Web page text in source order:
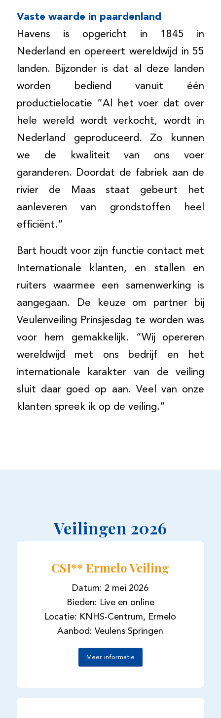
Vaste waarde in paardenland
Havens is opgericht in 1845 in
Nederland en opereert wereldwijd in 55
landen. Bijzonder is dat al deze landen
worden bediend vanuit één
productielocatie “Al het voer dat over
hele wereld wordt verkocht, wordt in
Nederland geproduceerd. Zo kunnen
we de kwaliteit van ons voer
garanderen. Doordat de fabriek aan de
rivier de Maas staat gebeurt het
aanleveren van grondstoffen heel
efficiënt.”
Bart houdt voor zijn functie contact met
Internationale klanten, en stallen en
ruiters waarmee een samenwerking is
aangegaan. De keuze om partner bij
Veulenveiling Prinsjesdag te worden was
voor hem gemakkelijk. “Wij opereren
wereldwijd met ons bedrijf en het
internationale karakter van de veiling
sluit daar goed op aan. Veel van onze
klanten spreek ik op de veiling.”
Veilingen 2026
CSI** Ermelo Veiling
Datum: 2 mei 2026
Bieden: Live en online
Locatie: KNHS-Centrum, Ermelo
Aanbod: Veulens Springen
Meer informatie